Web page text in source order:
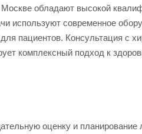
обладают высокой
используют современное
пациентов. Консультация с
комплексный подход к
оценку и планирование